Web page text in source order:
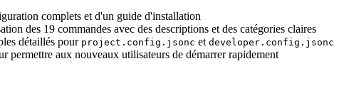
complets et d'un guide d'installation
des 19 commandes avec des descriptions et des catégories claires
détaillés pour project.config.jsonc et developer.config.jsonc
permettre aux nouveaux utilisateurs de démarrer rapidement